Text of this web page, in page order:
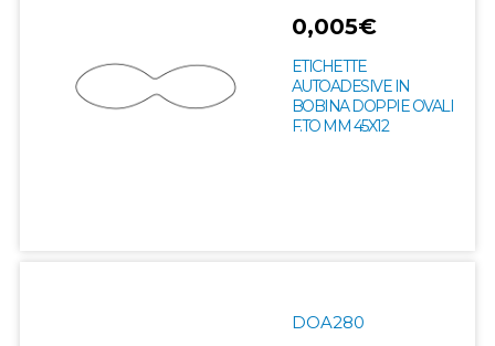
0,005€
ETICHETTE
AUTOADESIVE IN
BOBINA DOPPIE OVALI
F.TO MM 45X12
DOA280